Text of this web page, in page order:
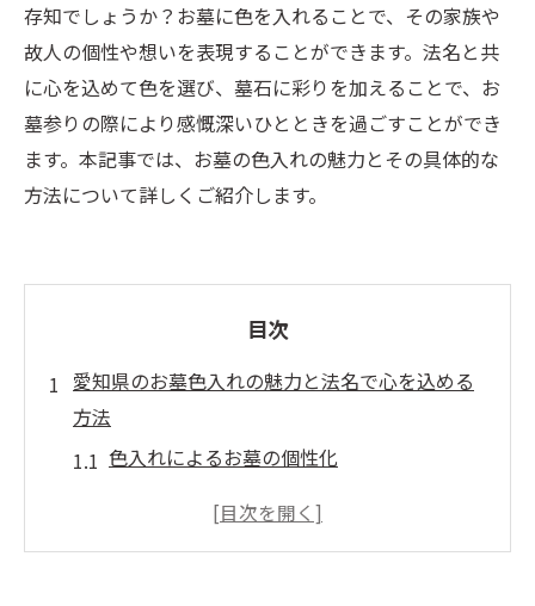
存知でしょうか？お墓に色を入れることで、その家族や
故人の個性や想いを表現することができます。法名と共
に心を込めて色を選び、墓石に彩りを加えることで、お
墓参りの際により感慨深いひとときを過ごすことができ
ます。本記事では、お墓の色入れの魅力とその具体的な
方法について詳しくご紹介します。
目次
愛知県のお墓色入れの魅力と法名で心を込める
方法
色入れによるお墓の個性化
法名の選び方と色の関係